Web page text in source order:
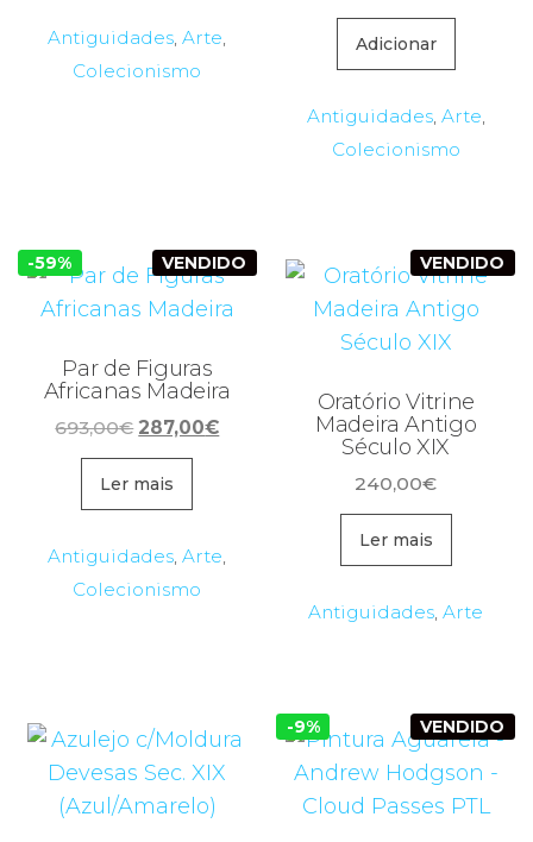
Antiguidades ,Arte
Colecionismo
Adicionar
Antiguidades, Arte
Colecionismo
-59% VENDIDO
Par de Figuras
Africanas Madeira
693,00€ O
preço
original
era:
287,00€O
Ler mais
Antiguidades,Arte,
Colecionismo
VENDIDO
Oratório Vitrine
Madeira Antigo
Século XIX
240,00€
Ler mais
Antiguidades,Arte
-9% VENDIDO